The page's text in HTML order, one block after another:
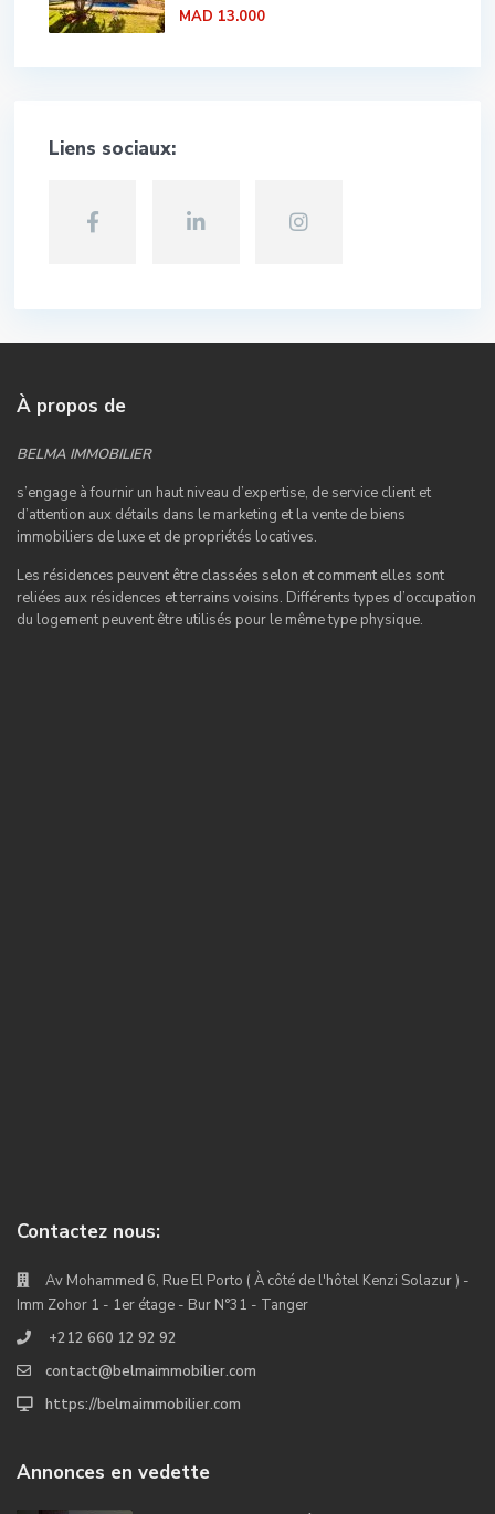
MAD 13.000
Liens sociaux:
À propos de
BELMA IMMOBILIER
s’engage à fournir un haut niveau d’expertise, de service client et
d’attention aux détails dans le marketing et la vente de biens
immobiliers de luxe et de propriétés locatives.
Les résidences peuvent être classées selon et comment elles sont
reliées aux résidences et terrains voisins. Différents types d’occupation
du logement peuvent être utilisés pour le même type physique.
Contactez nous:
Av Mohammed 6, Rue El Porto ( À côté de l'hôtel Kenzi Solazur ) -
Imm Zohor 1 - 1er étage - Bur N°31 - Tanger
+212 660 12 92 92
contact@belmaimmobilier.com
https://belmaimmobilier.com
Annonces en vedette